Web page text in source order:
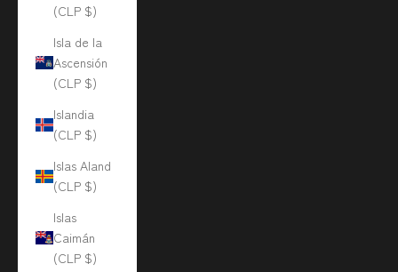
(CLP $)
Isla de la
Ascensión
(CLP $)
Islandia
(CLP $)
Islas Aland
(CLP $)
Islas
Caimán
(CLP $)